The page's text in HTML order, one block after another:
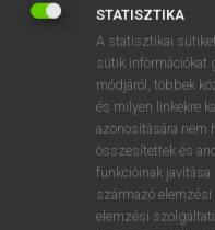
STATISZTIKA
A statisztikai
sütik információkat
módjáról, többek
és milyen linkekre
azonosítására nem
összesítettek és
funkcióinak
származó
elemzési